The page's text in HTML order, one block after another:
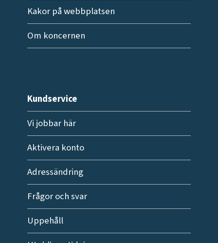
Kakor på webbplatsen
Om koncernen
Kundservice
Vi jobbar här
Aktivera konto
Adressändring
Frågor och svar
Uppehåll